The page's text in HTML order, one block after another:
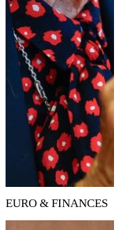
EURO & FINANCES